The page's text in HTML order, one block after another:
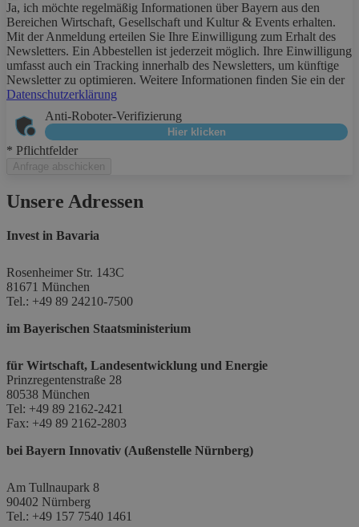
Ja, ich möchte regelmäßig Informationen über Bayern aus den
Bereichen Wirtschaft, Gesellschaft und Kultur & Events erhalten.
Mit der Anmeldung erteilen Sie Ihre Einwilligung zum Erhalt des
Newsletters. Ein Abbestellen ist jederzeit möglich. Ihre Einwilligung
umfasst auch ein Tracking innerhalb des Newsletters, um künftige
Newsletter zu optimieren. Weitere Informationen finden Sie ein der
Datenschutzerklärung
Anti-Roboter-Verifizierung
Hier klicken
* Pflichtfelder
Anfrage abschicken
Unsere Adressen
Invest in Bavaria
Rosenheimer Str. 143C
81671 München
Tel.: +49 89 24210-7500
im Bayerischen Staatsministerium
für Wirtschaft, Landesentwicklung und Energie
Prinzregentenstraße 28
80538 München
Tel: +49 89 2162-2421
Fax: +49 89 2162-2803
bei Bayern Innovativ (Außenstelle Nürnberg)
Am Tullnaupark 8
90402 Nürnberg
Tel.: +49 157 7540 1461